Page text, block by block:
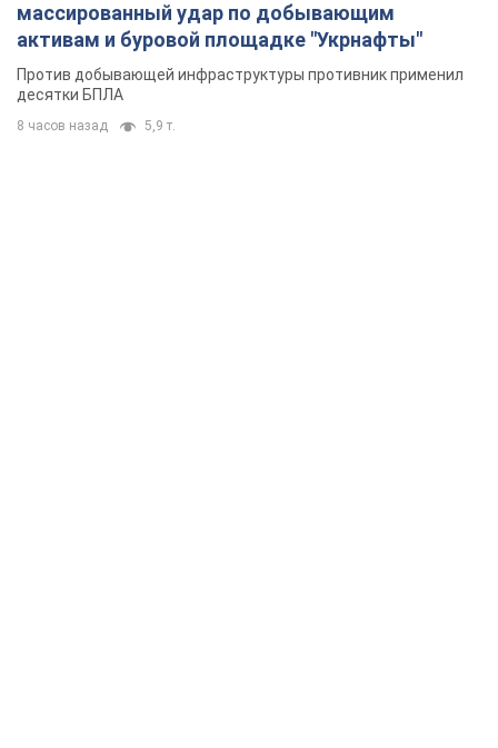
массированный удар по добывающим
активам и буровой площадке "Укрнафты"
Против добывающей инфраструктуры противник применил
десятки БПЛА
8 часов назад 5,9 т.